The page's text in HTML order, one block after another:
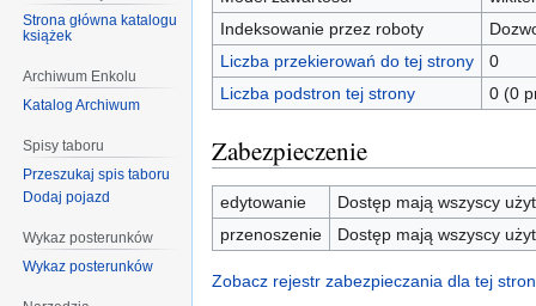
Indeksowanie przez roboty
Liczba przekierowań do tej strony
0
Liczba podstron tej strony
0 (0
Zabezpieczenie
edytowanie
Dostęp mają wszyscy
przenoszenie
Dostęp mają wszyscy
Zobacz rejestr zabezpieczania dla tej
Strona główna katalogu
książek
Archiwum Enkolu
Katalog Archiwum
Spisy taboru
Przeszukaj spis taboru
Dodaj pojazd
Wykaz posterunków
Wykaz posterunków